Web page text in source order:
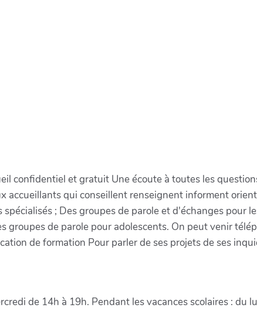
confidentiel et gratuit Une écoute à toutes les
accueillants qui conseillent renseignent informent
; Des groupes de parole et d'échanges pour
groupes de parole pour adolescents. On peut venir
de formation Pour parler de ses projets de ses
de 14h à 19h. Pendant les vacances scolaires : du